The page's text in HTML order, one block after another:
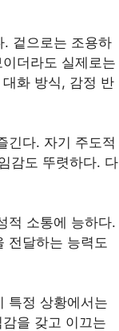
. 겉으로는 조용하
더라도 실제로는
화 방식, 감정 반
긴다. 자기 주도적
감도 뚜렷하다. 다
적 소통에 능하다.
전달하는 능력도
특정 상황에서는
을 갖고 이끄는